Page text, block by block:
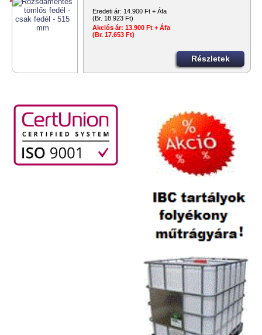
Eredeti ár: 14.900 Ft + Áfa
(Br. 18.923 Ft)
Akciós ár: 13.900 Ft + Áfa
(Br. 17.653 Ft)
Részletek